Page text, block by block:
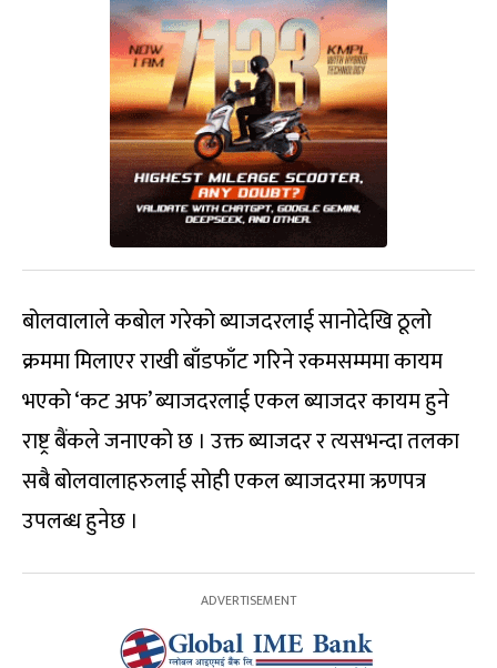
बोलवालाले कबोल गरेको ब्याजदरलाई सानोदेखि ठूलो
क्रममा मिलाएर राखी बाँडफाँट गरिने रकमसम्ममा कायम
भएको ‘कट अफ’ ब्याजदरलाई एकल ब्याजदर कायम हुने
राष्ट्र बैंकले जनाएको छ । उक्त ब्याजदर र त्यसभन्दा तलका
सबै बोलवालाहरुलाई सोही एकल ब्याजदरमा ऋणपत्र
उपलब्ध हुनेछ ।